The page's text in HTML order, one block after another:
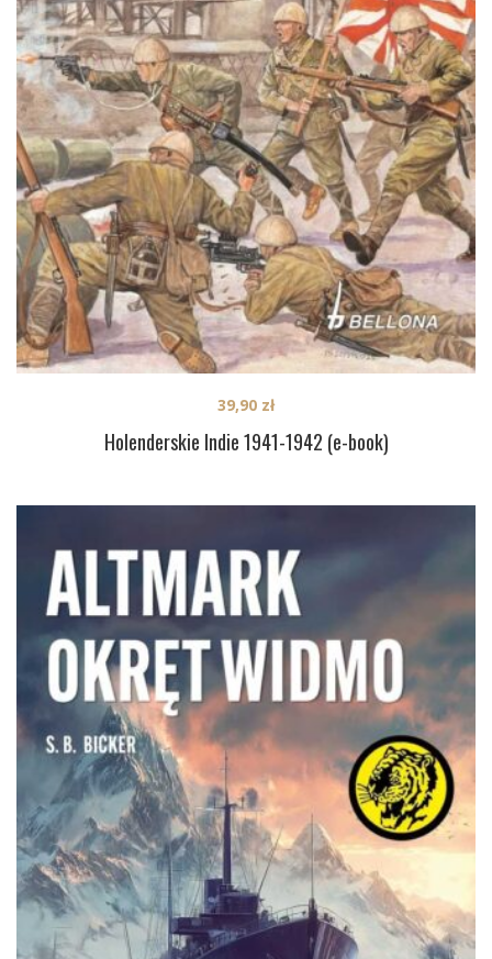
Holenderskie Indie 1941-1942 (e-book)
39,90 zł